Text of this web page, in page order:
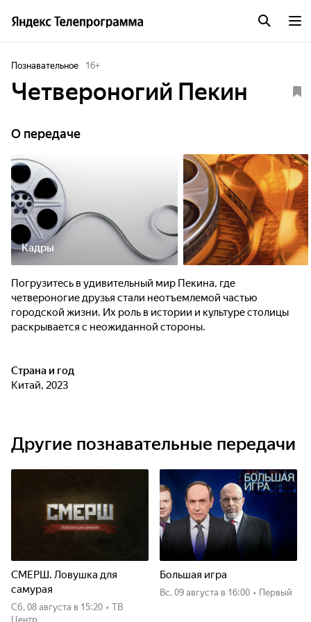
Познавательное 16+
Четвероногий Пекин
О передаче
Кадры
Погрузитесь в удивительный мир Пекина, где
четвероногие друзья стали неотъемлемой частью
городской жизни. Их роль в истории и культуре столицы
раскрывается с неожиданной стороны.
Страна и год
Китай, 2023
Другие познавательные передачи
СМЕРШ. Ловушка для
самурая
сб, 08 августа в 15:20 • ТВ
Центр
Большая игра
вс, 09 августа в 16:00 • Первый